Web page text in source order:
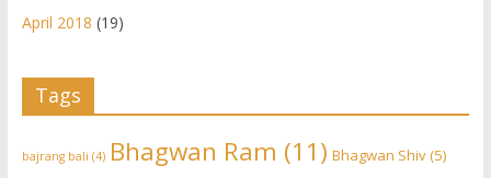
April 2018 (19)
Tags
bajrang bali (4) Bhagwan Ram (11) Bhagwan Shiv(5)